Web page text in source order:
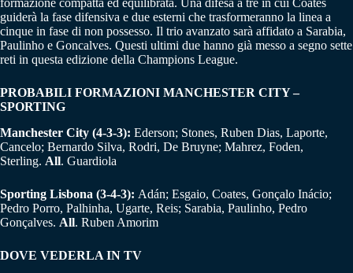
formazione compatta ed equilibrata. Una difesa a tre in cui Coates
guiderà la fase difensiva e due esterni che trasformeranno la linea a
cinque in fase di non possesso. Il trio avanzato sarà affidato a Sarabia,
Paulinho e Goncalves. Questi ultimi due hanno già messo a segno sette
reti in questa edizione della Champions League.
PROBABILI FORMAZIONI MANCHESTER CITY –
SPORTING
Manchester City (4-3-3): Ederson; Stones, Ruben Dias, Laporte,
Cancelo; Bernardo Silva, Rodri, De Bruyne; Mahrez, Foden,
Sterling. All. Guardiola
Sporting Lisbona (3-4-3): Adán; Esgaio, Coates, Gonçalo Inácio;
Pedro Porro, Palhinha, Ugarte, Reis; Sarabia, Paulinho, Pedro
Gonçalves. All. Ruben Amorim
DOVE VEDERLA IN TV